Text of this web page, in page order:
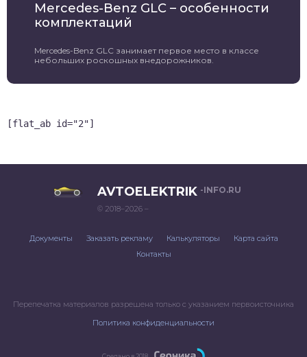
Mercedes-Benz GLC – особенности
комплектаций
Mercedes-Benz GLC занимает первое место в классе
небольших роскошных внедорожников.
[flat_ab id="2"]
AVTOELEKTRIK -INFO.RU
© 2018–2026 –
Документы Заказать рекламу Калькуляторы
Карта сайта
Контакты
Перепечатка материалов разрешена только с указанием первоисточника
Политика конфиденциальности